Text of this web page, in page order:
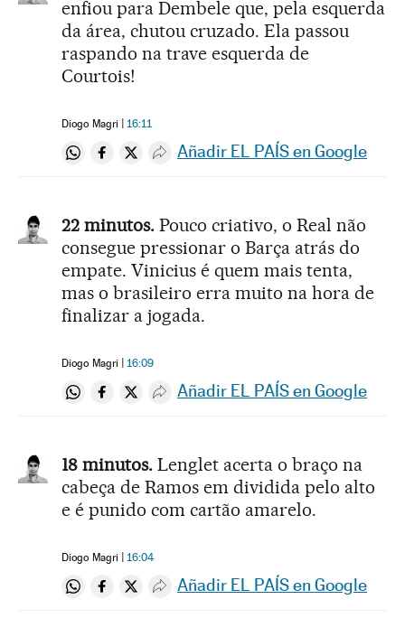
enfiou para Dembele que, pela esquerda
da área, chutou cruzado. Ela passou
raspando na trave esquerda de
Courtois!
Diogo Magri 16:11
Compartir en Whatsapp
Compartir en Facebook
Compartir en Twitter
Desplegar Redes Sociales
Añadir EL PAÍS en Google
22 minutos. Pouco criativo, o Real não
consegue pressionar o Barça atrás do
empate. Vinicius é quem mais tenta,
mas o brasileiro erra muito na hora de
finalizar a jogada.
Diogo Magri 16:09
Compartir en Whatsapp
Compartir en Facebook
Compartir en Twitter
Desplegar Redes Sociales
Añadir EL PAÍS en Google
18 minutos. Lenglet acerta o braço na
cabeça de Ramos em dividida pelo alto
e é punido com cartão amarelo.
Diogo Magri 16:04
Compartir en Whatsapp
Compartir en Facebook
Compartir en Twitter
Desplegar Redes Sociales
Añadir EL PAÍS en Google